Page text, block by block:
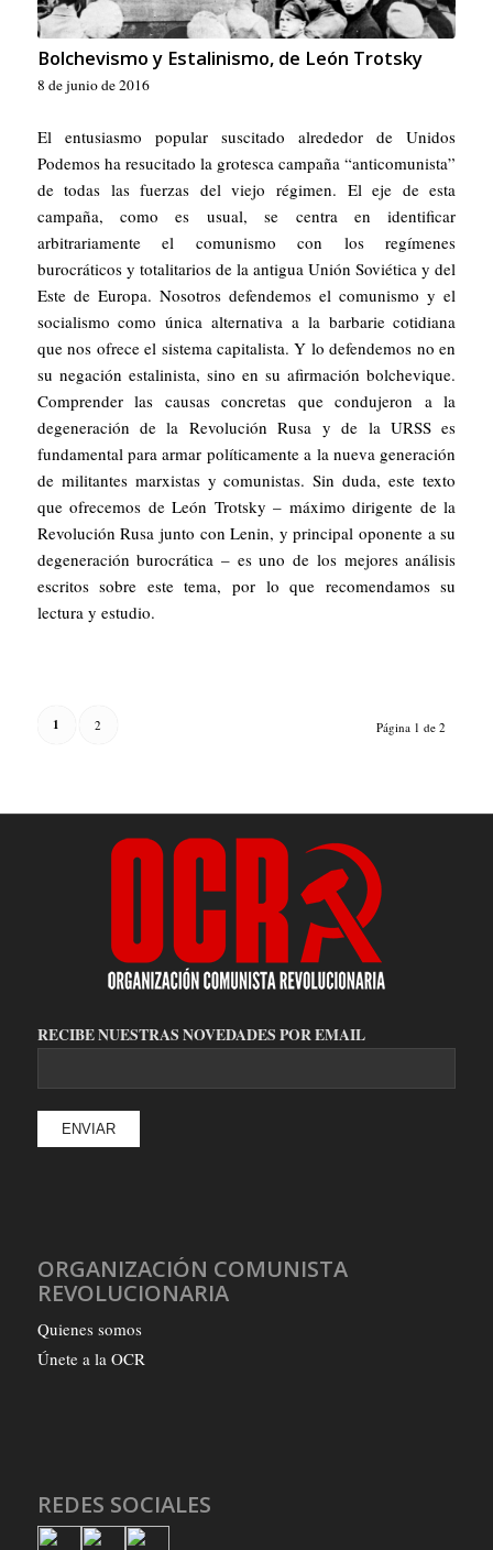
Bolchevismo y Estalinismo, de León Trotsky
8 de junio de 2016
El entusiasmo popular suscitado alrededor de Unidos
Podemos ha resucitado la grotesca campaña “anticomunista”
de todas las fuerzas del viejo régimen. El eje de esta
campaña, como es usual, se centra en identificar
arbitrariamente el comunismo con los regímenes
burocráticos y totalitarios de la antigua Unión Soviética y del
Este de Europa. Nosotros defendemos el comunismo y el
socialismo como única alternativa a la barbarie cotidiana
que nos ofrece el sistema capitalista. Y lo defendemos no en
su negación estalinista, sino en su afirmación bolchevique.
Comprender las causas concretas que condujeron a la
degeneración de la Revolución Rusa y de la URSS es
fundamental para armar políticamente a la nueva generación
de militantes marxistas y comunistas. Sin duda, este texto
que ofrecemos de León Trotsky – máximo dirigente de la
Revolución Rusa junto con Lenin, y principal oponente a su
degeneración burocrática – es uno de los mejores análisis
escritos sobre este tema, por lo que recomendamos su
lectura y estudio.
Página 1 de 2
1 2
RECIBE NUESTRAS NOVEDADES POR EMAIL
ORGANIZACIÓN COMUNISTA
REVOLUCIONARIA
Quienes somos
Únete a la OCR
REDES SOCIALES